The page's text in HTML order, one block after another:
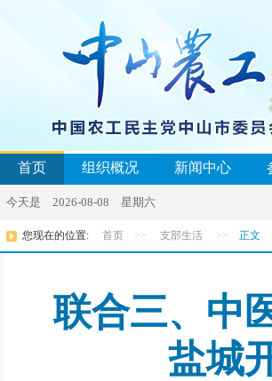
首页 组织概况 新闻中心
今天是 2026-08-08 星期六
您现在的位置: 首页 >> 支部生活 >> 正文
联合三、中
盐城